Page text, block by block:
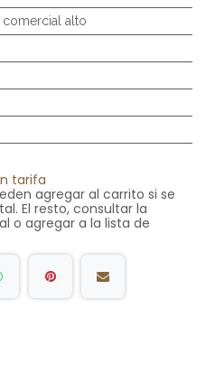
comercial alto
tarifa
agregar al carrito si se
El resto, consultar la
o agregar a la lista de